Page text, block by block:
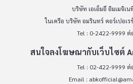
บริษัท เอเอ็มอี อิมเมจิเ
ในเครือ บริษัท อมรินทร์ คอร์เปอเ
Tel : 0-2422-9999 ต่
สนใจลงโฆษณากับเว็บไซต์
Tel : 02-422-9999 ต่
Email :